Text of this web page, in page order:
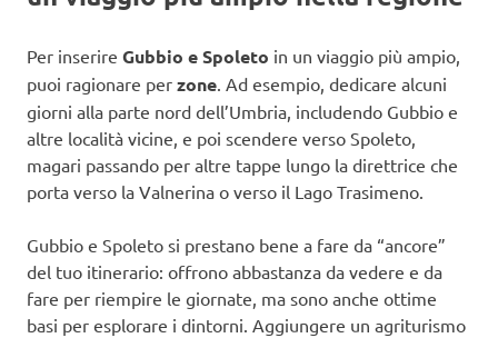
Per inserire Gubbio e Spoleto in un viaggio più ampio,
puoi ragionare per zone . Ad esempio, dedicare alcuni
giorni alla parte nord dell’Umbria, includendo Gubbio e
altre località vicine, e poi scendere verso Spoleto,
magari passando per altre tappe lungo la direttrice che
porta verso la Valnerina o verso il Lago Trasimeno.
Gubbio e Spoleto si prestano bene a fare da “ancore”
del tuo itinerario: offrono abbastanza da vedere e da
fare per riempire le giornate, ma sono anche ottime
basi per esplorare i dintorni. Aggiungere un agriturismo